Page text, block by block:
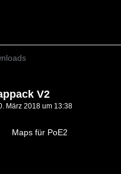
V2
März 2018 um 13:38
Maps für PoE2